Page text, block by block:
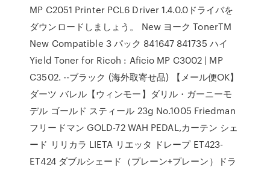
MP C2051 Printer PCL6 Driver 1.4.0.0ドライバを
ダウンロードしましょう。 New ヨーク TonerTM
New Compatible 3 パック 841647 841735 ハイ
Yield Toner for Ricoh : Aficio MP C3002 | MP
C3502. --ブラック (海外取寄せ品) 【メール便OK】
ダーツ バレル【ウィンモー】ダリル・ガーニーモ
デル ゴールド スティール 23g No.1005 Friedman
フリードマン GOLD-72 WAH PEDAL,カーテン シェ
ード リリカラ LIETA リエッタ ドレープ ET423-
ET424 ダブルシェード（プレーン+プレーン）ドラ